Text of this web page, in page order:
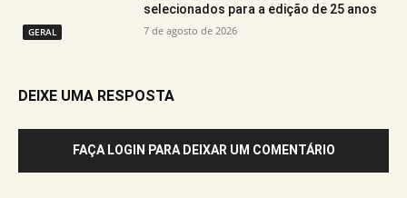
GERAL
selecionados para a edição de 25 anos
7 de agosto de 2026
DEIXE UMA RESPOSTA
FAÇA LOGIN PARA DEIXAR UM COMENTÁRIO